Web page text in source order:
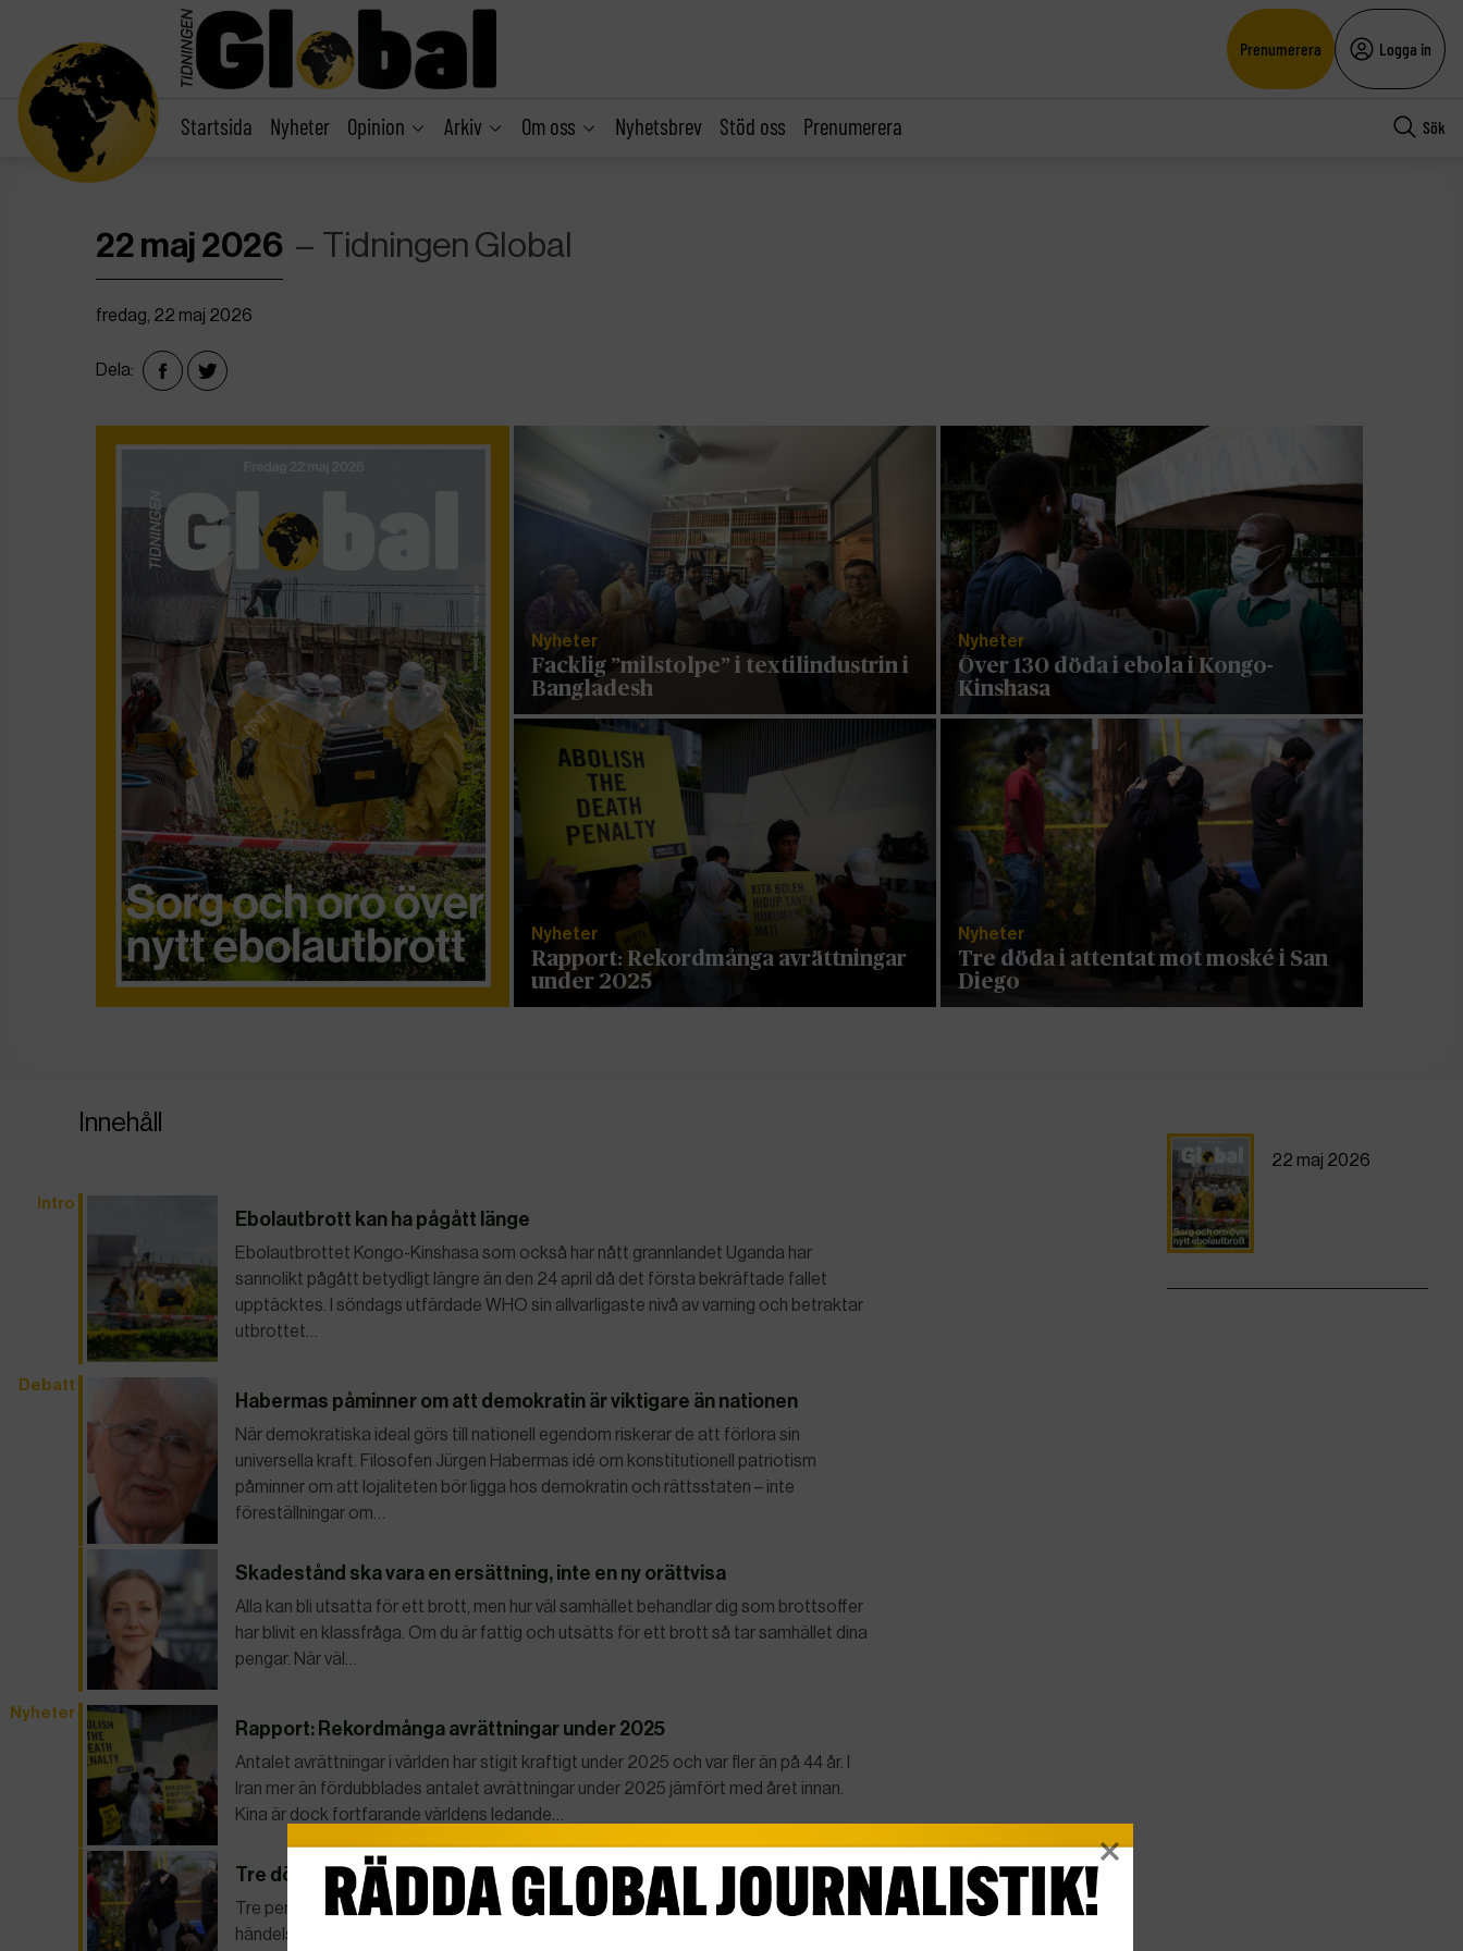
Prenumerera Logga in
Startsida Nyheter Opinion Arkiv Om oss Nyhetsbrev Stöd oss Prenumerera Sök
22 maj 2026 Tidningen Global
fredag, 22 maj 2026
Dela:
Nyheter
Facklig ”milstolpe” i textilindustrin i
Bangladesh
Nyheter
Över 130 döda i ebola i Kongo-
Kinshasa
Nyheter
Rapport: Rekordmånga avrättningar
under 2025
Nyheter
Tre döda i attentat mot moské i San
Diego
22 maj 2026
Innehåll
Intro
Ebolautbrott kan ha pågått länge
Ebolautbrottet Kongo-Kinshasa som också har nått grannlandet Uganda har
sannolikt pågått betydligt längre än den 24 april då det första bekräftade fallet
upptäcktes. I söndags utfärdade WHO sin allvarligaste nivå av varning och betraktar
utbrottet…
Debatt
Habermas påminner om att demokratin är viktigare än nationen
När demokratiska ideal görs till nationell egendom riskerar de att förlora sin
universella kraft. Filosofen Jürgen Habermas idé om konstitutionell patriotism
påminner om att lojaliteten bör ligga hos demokratin och rättsstaten – inte
föreställningar om…
Skadestånd ska vara en ersättning, inte en ny orättvisa
Alla kan bli utsatta för ett brott, men hur väl samhället behandlar dig som brottsoffer
har blivit en klassfråga. Om du är fattig och utsätts för ett brott så tar samhället dina
pengar. När väl…
Nyheter
Rapport: Rekordmånga avrättningar under 2025
Antalet avrättningar i världen har stigit kraftigt under 2025 och var fler än på 44 år. I
Iran mer än fördubblades antalet avrättningar under 2025 jämfört med året innan.
Kina är dock fortfarande världens ledande…
Tre döda i attentat mot moské i San Diego
Tre personer sköts ihjäl vid San Diegos största moské på måndagen. Polisen utreder
händelsen som ett hatbrott. Kaliforniens guvernör Gavin Newsom säger i ett